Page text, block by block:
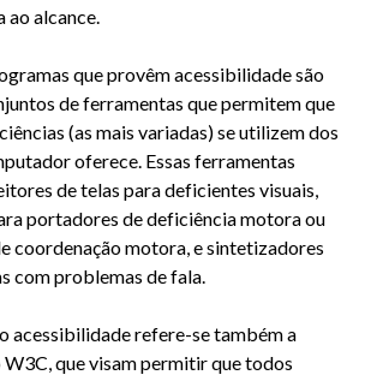
alcance.
que provêm acessibilidade são
de ferramentas que permitem que
(as mais variadas) se utilizem dos
oferece. Essas ferramentas
de telas para deficientes visuais,
portadores de deficiência motora ou
coordenação motora, e sintetizadores
com problemas de fala.
acessibilidade refere-se também a
que visam permitir que todos